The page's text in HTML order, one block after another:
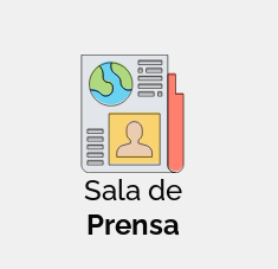
Sala de
Prensa